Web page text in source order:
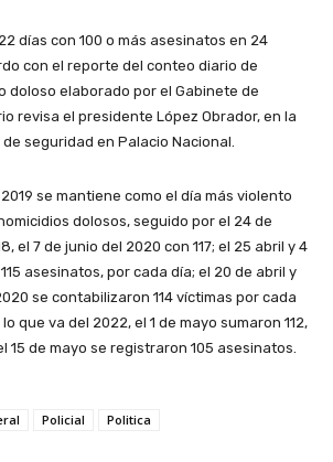
días con 100 o más asesinatos en 24
con el reporte del conteo diario de
doloso elaborado por el Gabinete de
revisa el presidente López Obrador, en la
seguridad en Palacio Nacional.
se mantiene como el día más violento
dolosos, seguido por el 24 de
el 7 de junio del 2020 con 117; el 25 abril y 4
asesinatos, por cada día; el 20 de abril y
se contabilizaron 114 víctimas por cada
que va del 2022, el 1 de mayo sumaron 112,
15 de mayo se registraron 105 asesinatos.
Policial Politica